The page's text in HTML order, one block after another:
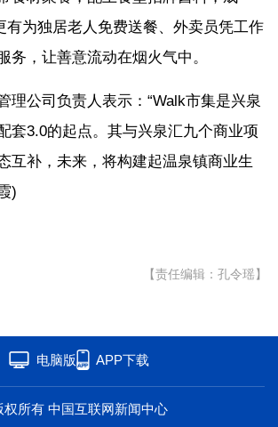
有为独居老人免费送餐、外卖员凭工作
务，让善意流动在烟火气中。
理公司负责人表示：“Walk市集是兴泉
套3.0的起点。其与兴泉汇九个商业项
互补，未来，将构建起温泉镇商业生
)
【责任编辑：孔令瑶】
电脑版 APP下载
权所有 中国互联网新闻中心